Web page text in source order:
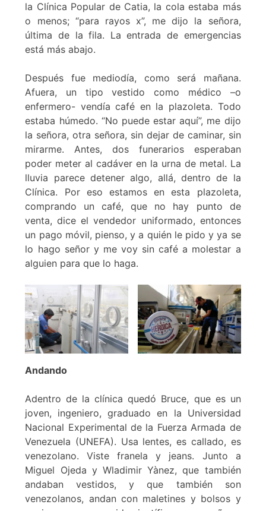
la Clínica Popular de Catia, la cola estaba más
o menos; “para rayos x”, me dijo la señora,
última de la fila. La entrada de emergencias
está más abajo.
Después fue mediodía, como será mañana.
Afuera, un tipo vestido como médico –o
enfermero- vendía café en la plazoleta. Todo
estaba húmedo. “No puede estar aquí”, me dijo
la señora, otra señora, sin dejar de caminar, sin
mirarme. Antes, dos funerarios esperaban
poder meter al cadáver en la urna de metal. La
lluvia parece detener algo, allá, dentro de la
Clínica. Por eso estamos en esta plazoleta,
comprando un café, que no hay punto de
venta, dice el vendedor uniformado, entonces
un pago móvil, pienso, y a quién le pido y ya se
lo hago señor y me voy sin café a molestar a
alguien para que lo haga.
Andando
Adentro de la clínica quedó Bruce, que es un
joven, ingeniero, graduado en la Universidad
Nacional Experimental de la Fuerza Armada de
Venezuela (UNEFA). Usa lentes, es callado, es
venezolano. Viste franela y jeans. Junto a
Miguel Ojeda y Wladimir Yànez, que también
andaban vestidos, y que también son
venezolanos, andan con maletines y bolsos y